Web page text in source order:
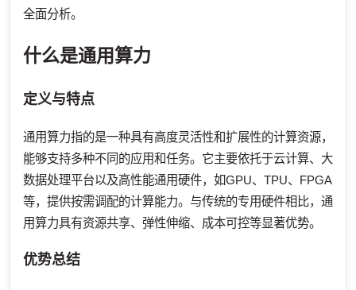
全面分析。
什么是通用算力
定义与特点
通用算力指的是一种具有高度灵活性和扩展性的计算资源，
能够支持多种不同的应用和任务。它主要依托于云计算、大
数据处理平台以及高性能通用硬件，如GPU、TPU、FPGA
等，提供按需调配的计算能力。与传统的专用硬件相比，通
用算力具有资源共享、弹性伸缩、成本可控等显著优势。
优势总结